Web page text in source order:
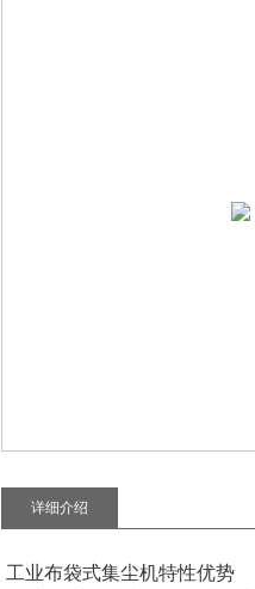
详细介绍
工业布袋式集尘机特性优势